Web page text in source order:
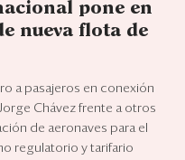
pone en
nueva flota de
a pasajeros en conexión
Chávez frente a otros
de aeronaves para el
regulatorio y tarifario